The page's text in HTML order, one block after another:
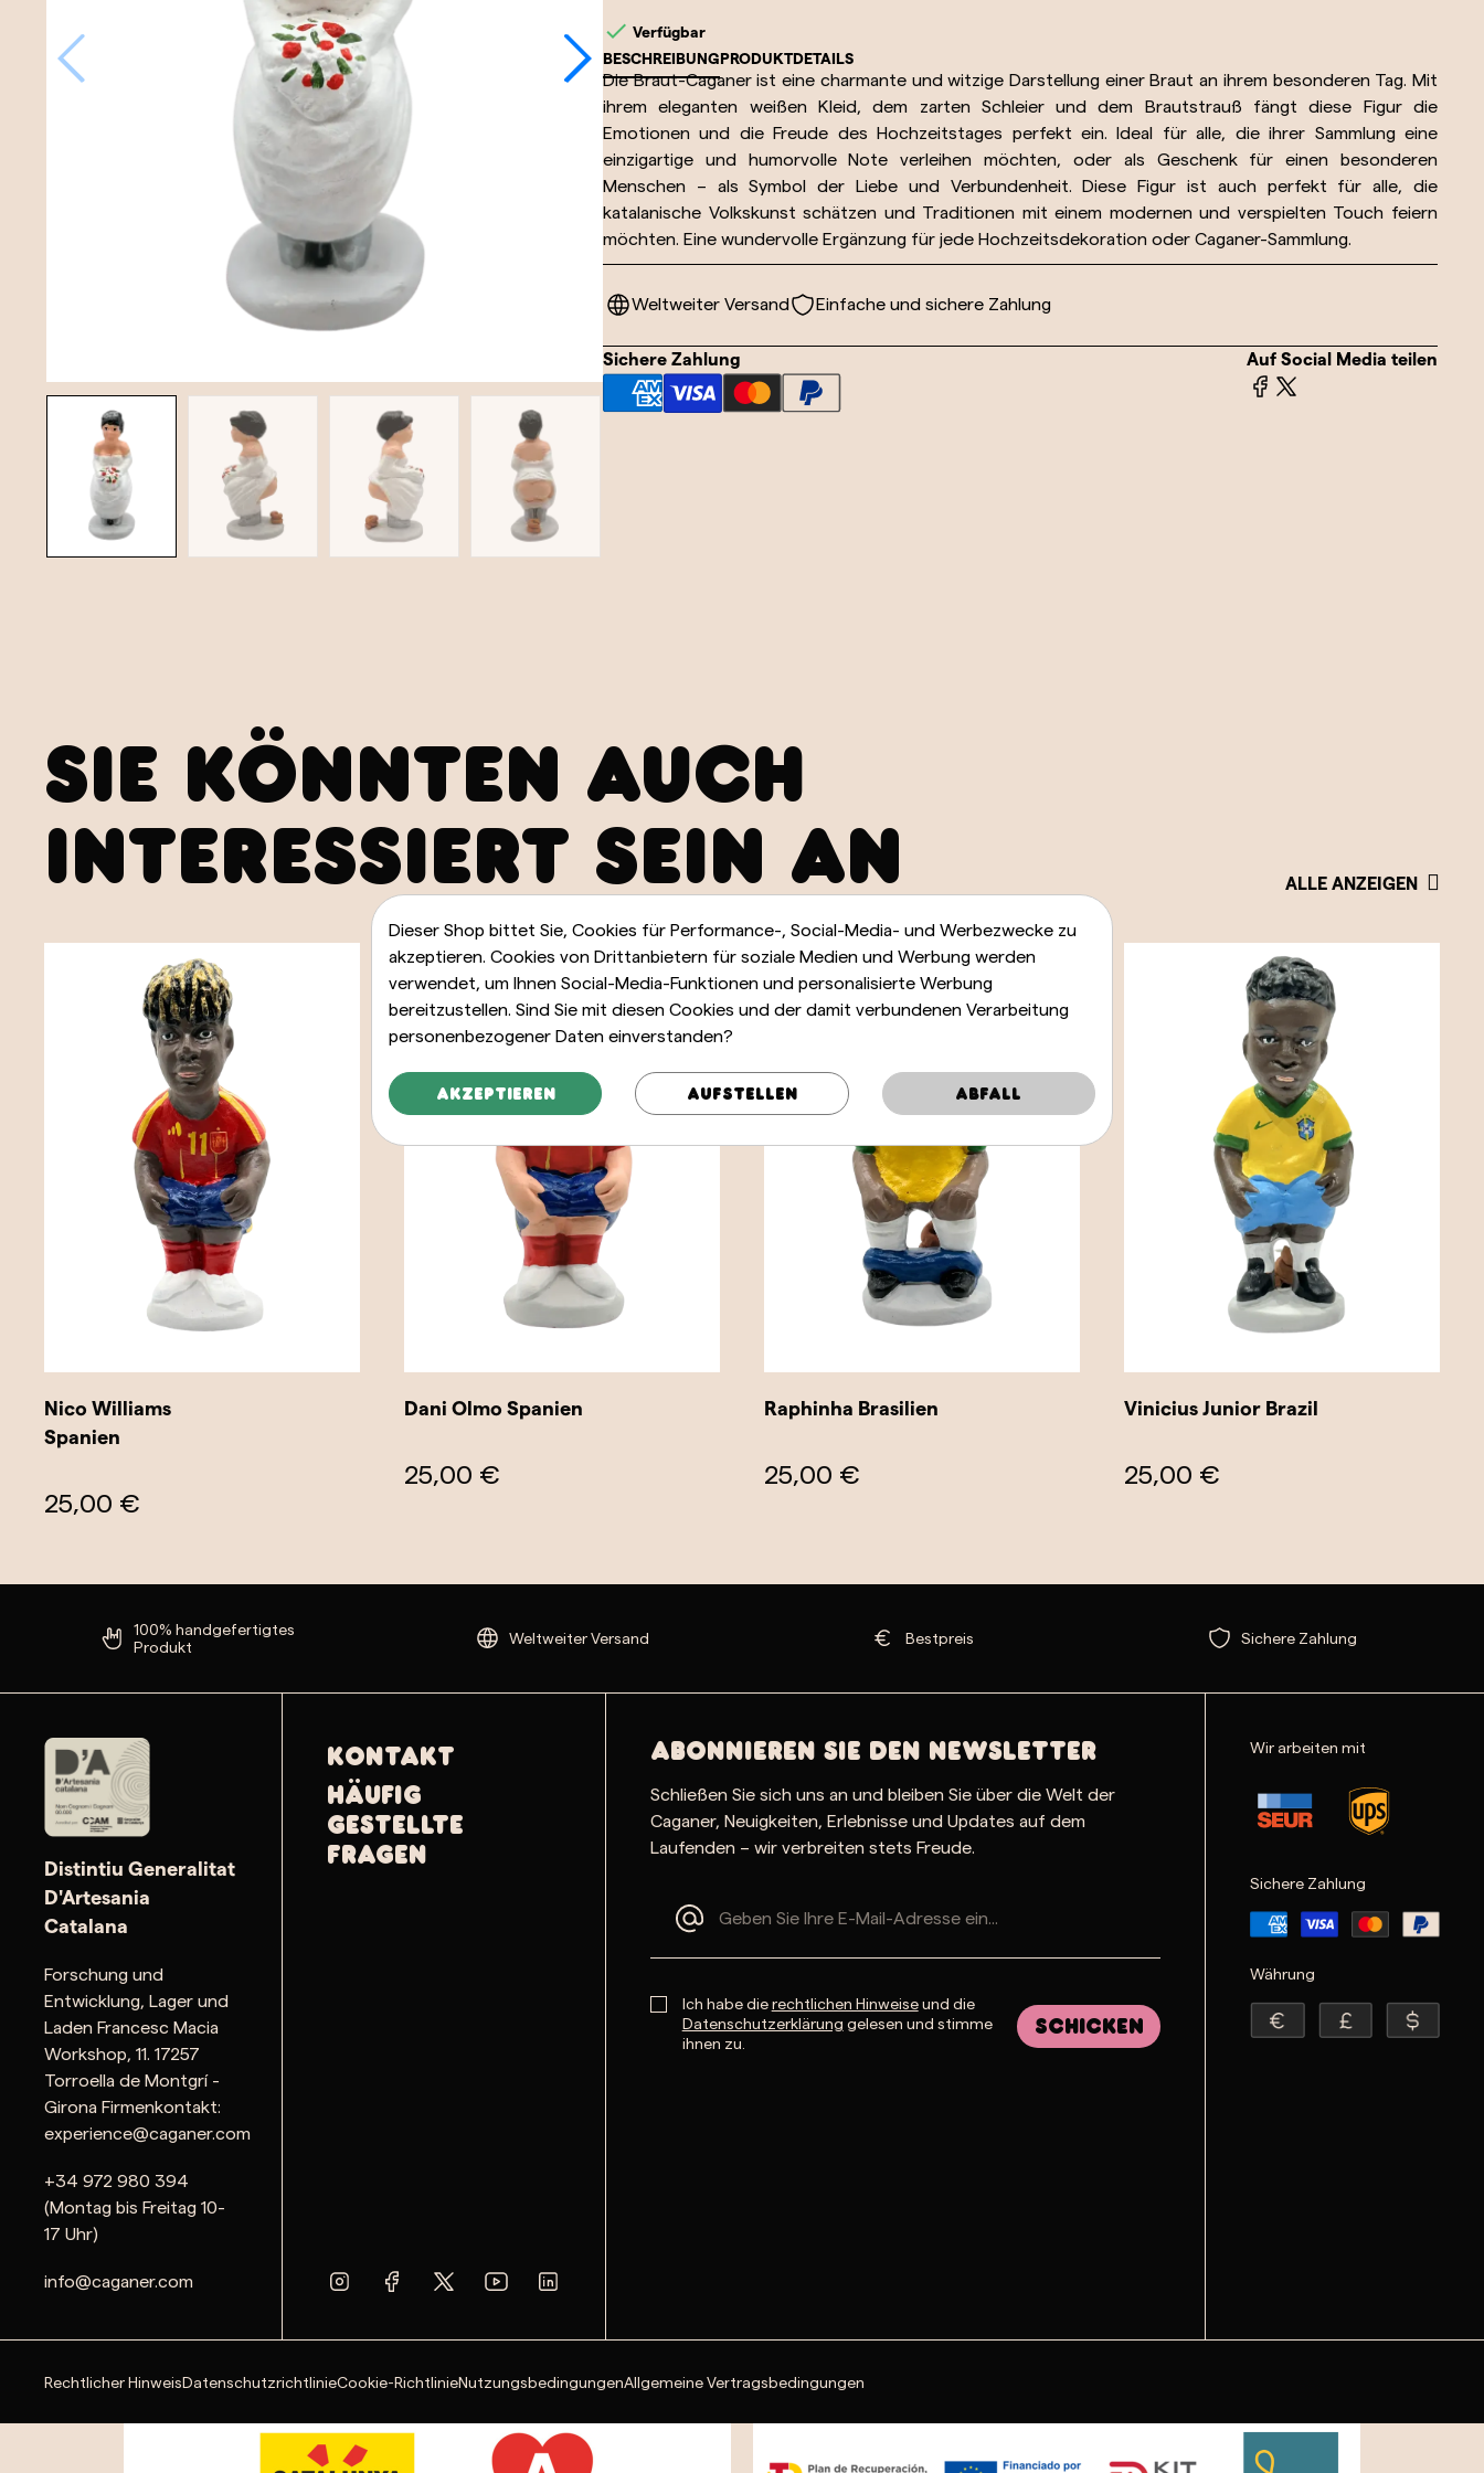
 Verfügbar
BESCHREIBUNGPRODUKTDETAILS
Die Braut-Caganer ist eine charmante und witzige Darstellung einer Braut an ihrem besonderen Tag. Mit
ihrem eleganten weißen Kleid, dem zarten Schleier und dem Brautstrauß fängt diese Figur die
Emotionen und die Freude des Hochzeitstages perfekt ein. Ideal für alle, die ihrer Sammlung eine
einzigartige und humorvolle Note verleihen möchten, oder als Geschenk für einen besonderen
Menschen – als Symbol der Liebe und Verbundenheit. Diese Figur ist auch perfekt für alle, die
katalanische Volkskunst schätzen und Traditionen mit einem modernen und verspielten Touch feiern
möchten. Eine wundervolle Ergänzung für jede Hochzeitsdekoration oder Caganer-Sammlung.
Weltweiter Versand Einfache und sichere Zahlung
Sichere Zahlung Auf Social Media teilen
SIE KÖNNTEN AUCH
INTERESSIERT SEIN AN
ALLE ANZEIGEN
Nico Williams
Spanien
25,00 €
Dani Olmo Spanien
25,00 €
Raphinha Brasilien
25,00 €
Vinicius Junior Brazil
25,00 €
100% handgefertigtes
Produkt
Weltweiter Versand Bestpreis Sichere Zahlung
Distintiu Generalitat
D'Artesania
Catalana
Forschung und
Entwicklung, Lager und
Laden Francesc Macia
Workshop, 11. 17257
Torroella de Montgrí -
Girona Firmenkontakt:
experience@caganer.com
+34 972 980 394
(Montag bis Freitag 10-
17 Uhr)
info@caganer.com
Kontakt
Häufig
gestellte
Fragen
Abonnieren Sie den Newsletter
Schließen Sie sich uns an und bleiben Sie über die Welt der
Caganer, Neuigkeiten, Erlebnisse und Updates auf dem
Laufenden – wir verbreiten stets Freude.
Ich habe dierechtlichen Hinweiseund die
Datenschutzerklärung gelesen und stimme
ihnen zu.
Schicken
Wir arbeiten mit
Sichere Zahlung
Währung
Rechtlicher HinweisDatenschutzrichtlinieCookie-RichtlinieNutzungsbedingungenAllgemeine Vertragsbedingungen
Dieser Shop bittet Sie, Cookies für Performance-, Social-Media- und Werbezwecke zu
akzeptieren. Cookies von Drittanbietern für soziale Medien und Werbung werden
verwendet, um Ihnen Social-Media-Funktionen und personalisierte Werbung
bereitzustellen. Sind Sie mit diesen Cookies und der damit verbundenen Verarbeitung
personenbezogener Daten einverstanden?
Akzeptieren Aufstellen Abfall